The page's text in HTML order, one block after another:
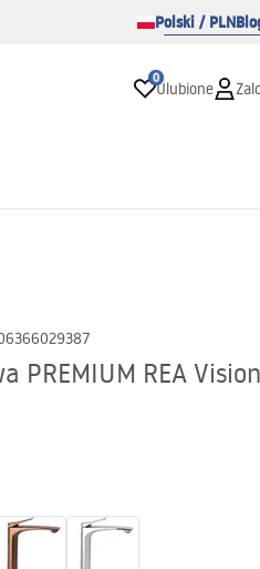
Polski / PLN
0
Ulubione
PREMIUM REA